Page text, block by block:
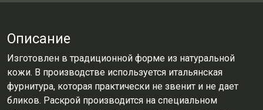
Описание
Изготовлен в традиционной форме из натуральной
кожи. В производстве используется итальянская
фурнитура, которая практически не звенит и не дает
бликов. Раскрой производится на специальном